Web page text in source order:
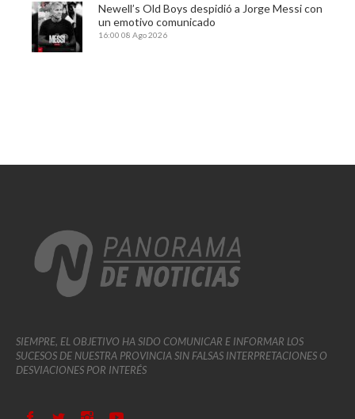
Newell’s Old Boys despidió a Jorge Messi con
un emotivo comunicado
16:00 08 Ago 2026
SIEMPRE, EL OBJETIVO HA SIDO COMUNICAR E INFORMAR LOS
SUCESOS DE NUESTRA PROVINCIA SIN FALSAS INTERPRETACIONES O
DESVIACIONES POR INTERÉS